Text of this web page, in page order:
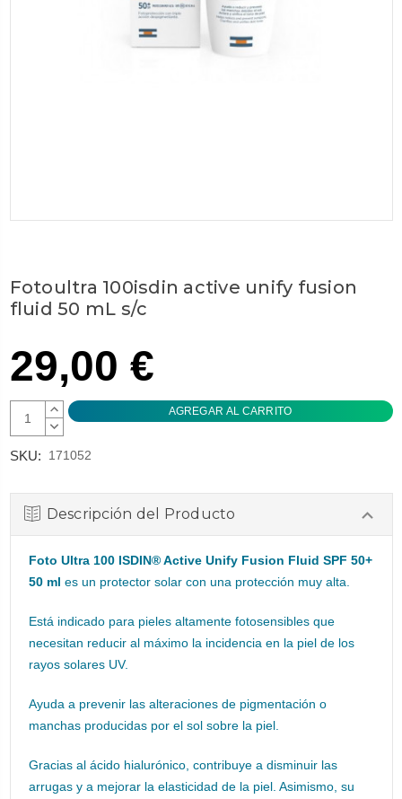
Fotoultra 100isdin active unify fusion
fluid 50 mL s/c
29,00 €
AUMENTAR
CANTIDAD:
DISMINUIR
SKU: 171052
Descripción del Producto
Foto Ultra 100 ISDIN® Active Unify Fusion Fluid SPF 50+
50 ml es un protector solar con una protección muy alta.
Está indicado para pieles altamente fotosensibles que
necesitan reducir al máximo la incidencia en la piel de los
rayos solares UV.
Ayuda a prevenir las alteraciones de pigmentación o
manchas producidas por el sol sobre la piel.
Gracias al ácido hialurónico, contribuye a disminuir las
arrugas y a mejorar la elasticidad de la piel. Asimismo, su